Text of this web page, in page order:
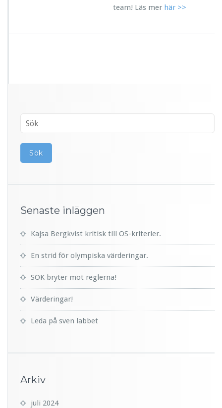
team! Läs mer här >>
Senaste inläggen
Kajsa Bergkvist kritisk till OS-kriterier.
En strid för olympiska värderingar.
SOK bryter mot reglerna!
Värderingar!
Leda på sven labbet
Arkiv
juli 2024